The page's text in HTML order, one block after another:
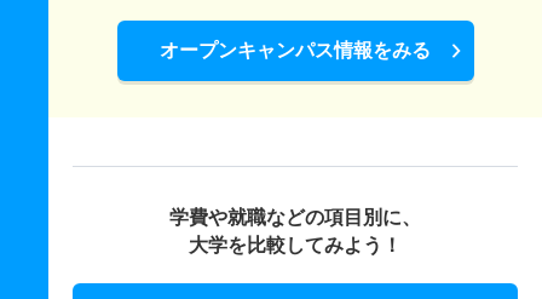
オープンキャンパス情報をみる
学費や就職などの項目別に、
大学を比較してみよう！